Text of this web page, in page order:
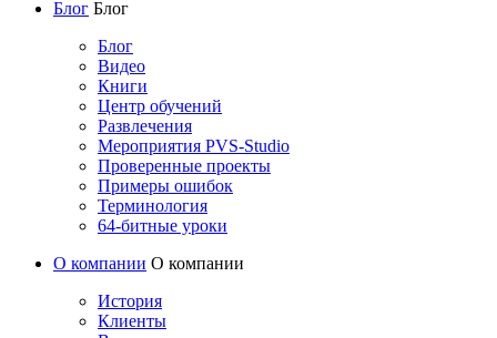
Блог Блог
Блог
Видео
Книги
Центр обучений
Развлечения
Мероприятия PVS-Studio
Проверенные проекты
Примеры ошибок
Терминология
64-битные уроки
О компании О компании
История
Клиенты